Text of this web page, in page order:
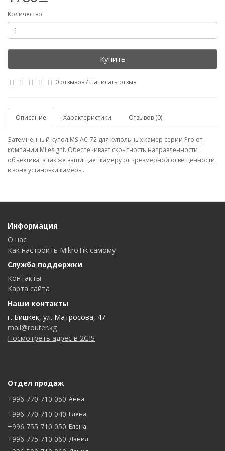
Количество
Купить
0 отзывов/ Написать отзыв
Описание Характеристики Отзывов (0)
Затемненный купол MS-AС-72 для купольных камер серии Pro от
компании Milesight. Обеспечивает скрытность направленности
объектива, а так же защищает камеру от чрезмерной освещенности
в зоне установки камеры.
Информация
О нас
Как настроить MikroTik самому
Служба поддержки
Контакты
Карта сайта
Наши контакты
г. Бишкек, ул. Матросова, 47
mail@router.kg
Посмотреть адрес в 2GIS
Отдел продаж
+996 770 710 050 Анна
+996 770 710 040 Елена
+996 755 710 050 Елена
+996 775 710 060 Данил